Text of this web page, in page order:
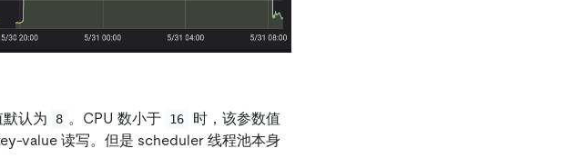
认为 8 。CPU 数小于 16
时，该参数值
value 读写。但是 scheduler 线程池本身